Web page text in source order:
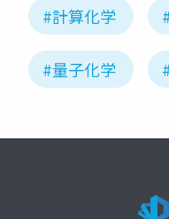
#計算化学
#量子化学